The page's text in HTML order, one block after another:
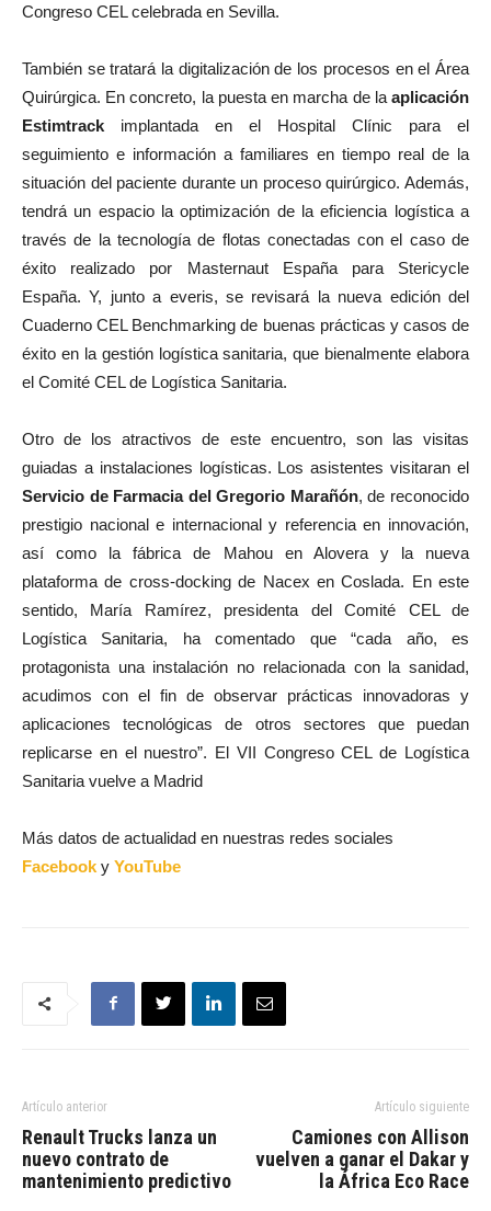
Congreso CEL celebrada en Sevilla.
También se tratará la digitalización de los procesos en el Área
Quirúrgica. En concreto, la puesta en marcha de la aplicación
Estimtrack implantada en el Hospital Clínic para el
seguimiento e información a familiares en tiempo real de la
situación del paciente durante un proceso quirúrgico. Además,
tendrá un espacio la optimización de la eficiencia logística a
través de la tecnología de flotas conectadas con el caso de
éxito realizado por Masternaut España para Stericycle
España. Y, junto a everis, se revisará la nueva edición del
Cuaderno CEL Benchmarking de buenas prácticas y casos de
éxito en la gestión logística sanitaria, que bienalmente elabora
el Comité CEL de Logística Sanitaria.
Otro de los atractivos de este encuentro, son las visitas
guiadas a instalaciones logísticas. Los asistentes visitaran el
Servicio de Farmacia del Gregorio Marañón, de reconocido
prestigio nacional e internacional y referencia en innovación,
así como la fábrica de Mahou en Alovera y la nueva
plataforma de cross-docking de Nacex en Coslada. En este
sentido, María Ramírez, presidenta del Comité CEL de
Logística Sanitaria, ha comentado que “cada año, es
protagonista una instalación no relacionada con la sanidad,
acudimos con el fin de observar prácticas innovadoras y
aplicaciones tecnológicas de otros sectores que puedan
replicarse en el nuestro”. El VII Congreso CEL de Logística
Sanitaria vuelve a Madrid
Más datos de actualidad en nuestras redes sociales
Facebook y YouTube
Artículo anterior
Renault Trucks lanza un
nuevo contrato de
mantenimiento predictivo
Artículo siguiente
Camiones con Allison
vuelven a ganar el Dakar y
la África Eco Race